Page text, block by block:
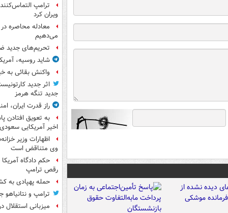
ترامپ
ویران کرد
معادله محاصره در
می‌دهیم
تحریم‌های جدید
شاید روسیه،
واکنش بقائی به
اثر جدید
جدید تنگه هرمز
راز قدرت ایران،
به تعویق افتادن
اخیر آمریکایی سعودی
اظهارات وزیر
وی متناقض است
حکم دادگاه
رقص ترامپ
حمله پهپادی به
ترامپ و
میزبانی استقلال